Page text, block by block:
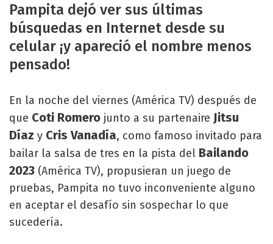
Pampita dejó ver sus últimas
búsquedas en Internet desde su
celular ¡y apareció el nombre menos
pensado!
En la noche del viernes (América TV) después de
que Coti Romero junto a su partenaire Jitsu
Díaz y Cris Vanadía, como famoso invitado para
bailar la salsa de tres en la pista del Bailando
2023 (América TV), propusieran un juego de
pruebas, Pampita no tuvo inconveniente alguno
en aceptar el desafío sin sospechar lo que
sucedería.